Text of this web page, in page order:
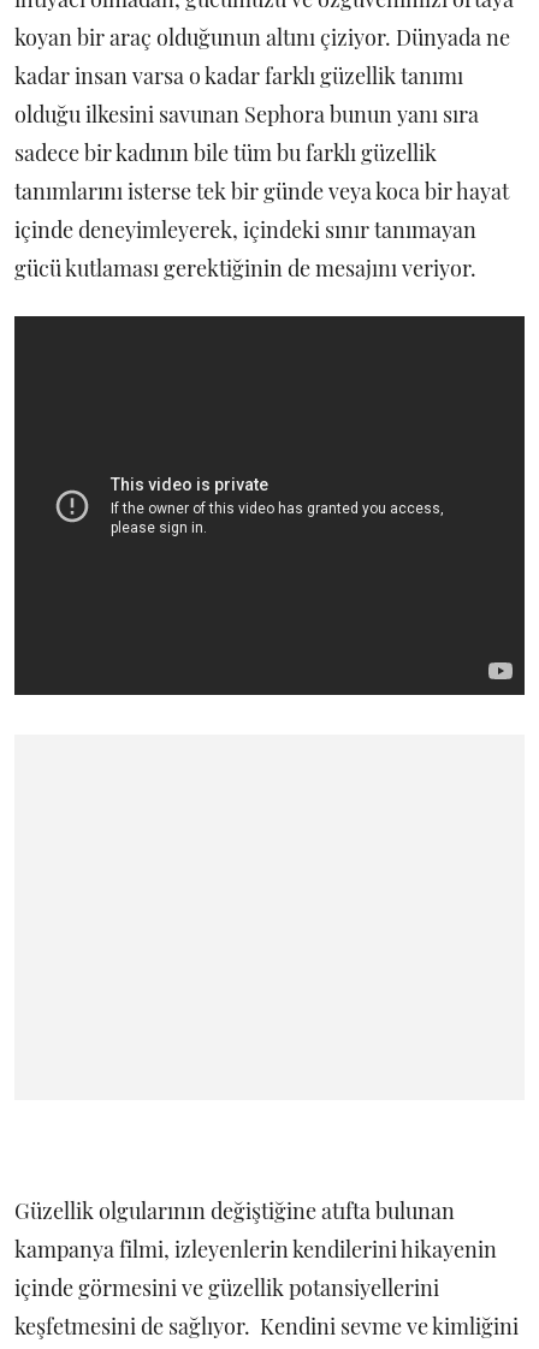
koyan bir araç olduğunun altını çiziyor. Dünyada ne
kadar insan varsa o kadar farklı güzellik tanımı
olduğu ilkesini savunan Sephora bunun yanı sıra
sadece bir kadının bile tüm bu farklı güzellik
tanımlarını isterse tek bir günde veya koca bir hayat
içinde deneyimleyerek, içindeki sınır tanımayan
gücü kutlaması gerektiğinin de mesajını veriyor.
Güzellik olgularının değiştiğine atıfta bulunan
kampanya filmi, izleyenlerin kendilerini hikayenin
içinde görmesini ve güzellik potansiyellerini
keşfetmesini de sağlıyor. Kendini sevme ve kimliğini